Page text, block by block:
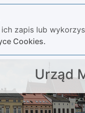
zapis lub
Cookies.
Urząd